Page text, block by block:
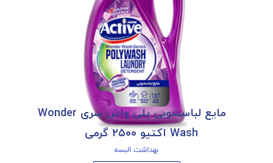
مایع لباسشویی پلی واش سری Wonder
Wash اکتیو ۲۵۰۰ گرمی
بهداشت البسه